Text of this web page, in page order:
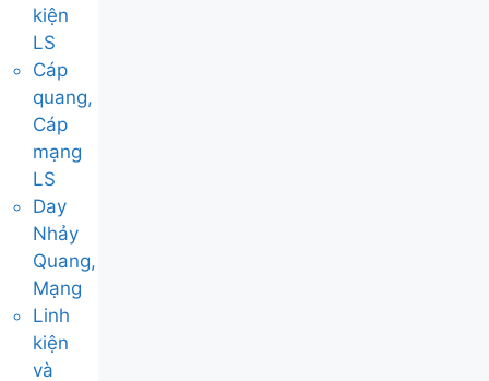
kiện
LS
Cáp
quang,
Cáp
mạng
LS
Day
Nhảy
Quang,
Mạng
Linh
kiện
và